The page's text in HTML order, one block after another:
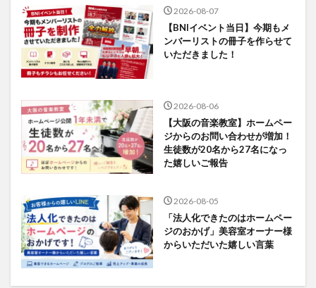
2026-08-07
【BNIイベント当日】今期もメ
ンバーリストの冊子を作らせて
いただきました！
2026-08-06
【大阪の音楽教室】ホームペー
ジからのお問い合わせが増加！
生徒数が20名から27名になっ
た嬉しいご報告
2026-08-05
「法人化できたのはホームペー
ジのおかげ」美容室オーナー様
からいただいた嬉しい言葉